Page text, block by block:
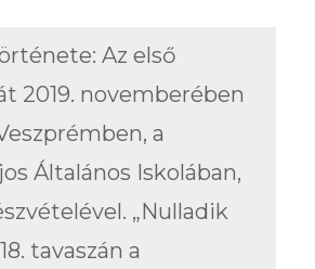
Az első
2019. novemberében
a
Általános Iskolában,
„Nulladik
tavaszán a